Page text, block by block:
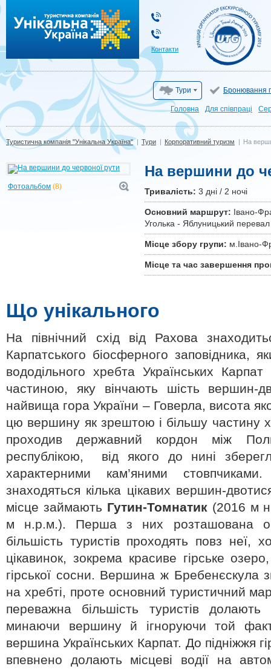
Контакти
Тури Бронювання
Головна Для cпівпраці
Туристична компанія "Унікальна Україна" | Тури | Корпоративний туризм | На
Фотоальбом (8)
На вершини до
Тривалiсть: 3 дні / 2 ночі
Основний маршрут: Івано-
Уголька - Яблуницький
Місце збору групи: м.Івано-
Місце та час завершення
Що унікального
На північний схід від Рахова
Карпатського біосферного заповідника,
вододільного хребта Українських
частиною, яку вінчають шість вершин-
найвища гора України – Говерла, висота
цю вершину як зрештою і більшу частину
проходив державний кордон між
республікою, від якого до нині
характерними кам’яними
знаходяться кілька цікавих вершин-
місце займають Гутин-Томнатик(2016 м
м н.р.м.). Перша з них розташована
більшість туристів проходять повз неї,
цікавинок, зокрема красиве гірське
гірської сосни. Вершина ж Бребенєскула
на хребті, проте основний туристичний
переважна більшість туристів
минаючи вершину й ігноруючи той
вершина Українських Карпат. До підніжжя
впевнено долають місцеві водії на